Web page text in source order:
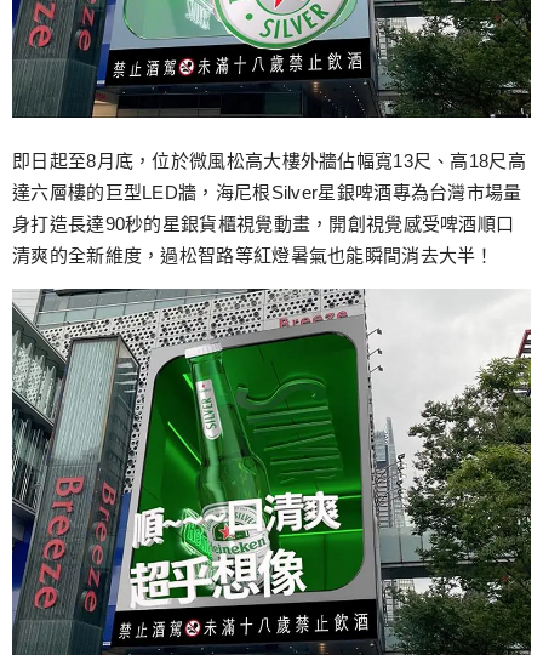
即日起至8月底，位於微風松高大樓外牆佔幅寬13尺、高18尺高
達六層樓的巨型LED牆，海尼根Silver星銀啤酒專為台灣市場量
身打造長達90秒的星銀貨櫃視覺動畫，開創視覺感受啤酒順口
清爽的全新維度，過松智路等紅燈暑氣也能瞬間消去大半！